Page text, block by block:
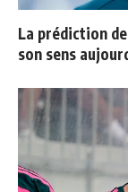
La prédiction
son sens